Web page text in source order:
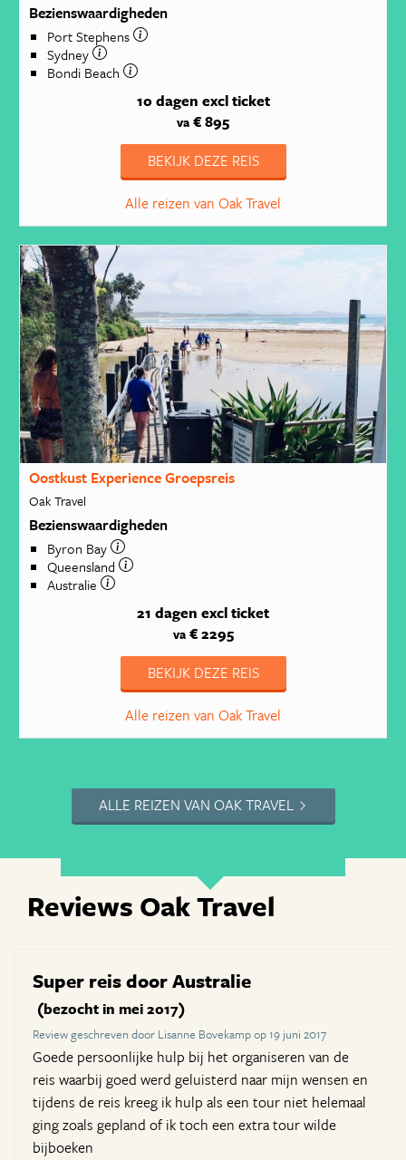
Bezienswaardigheden
Port Stephens
Sydney
Bondi Beach
10 dagen excl ticket
va € 895
BEKIJK DEZE REIS
Alle reizen van Oak Travel
Oostkust Experience Groepsreis
Oak Travel
Bezienswaardigheden
Byron Bay
Queensland
Australie
21 dagen excl ticket
va€ 2295
BEKIJK DEZE REIS
Alle reizen van Oak Travel
ALLE REIZEN VAN OAK TRAVEL
Reviews Oak Travel
Super reis door Australie
(bezocht in mei 2017)
Review geschreven door Lisanne Bovekamp op 19 juni 2017
Goede persoonlijke hulp bij het organiseren van de
reis waarbij goed werd geluisterd naar mijn wensen en
tijdens de reis kreeg ik hulp als een tour niet helemaal
ging zoals gepland of ik toch een extra tour wilde
bijboeken